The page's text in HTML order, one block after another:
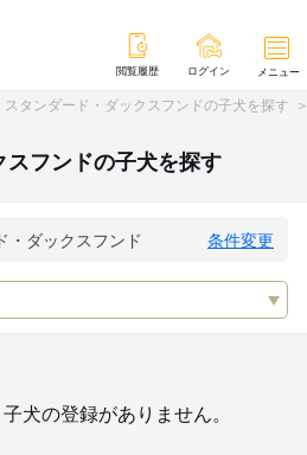
閲覧履歴 ログイン メニュー
スタンダード・ダックスフンドの子犬を探す
フンドの子犬を探す
条件変更
犬の登録がありません。